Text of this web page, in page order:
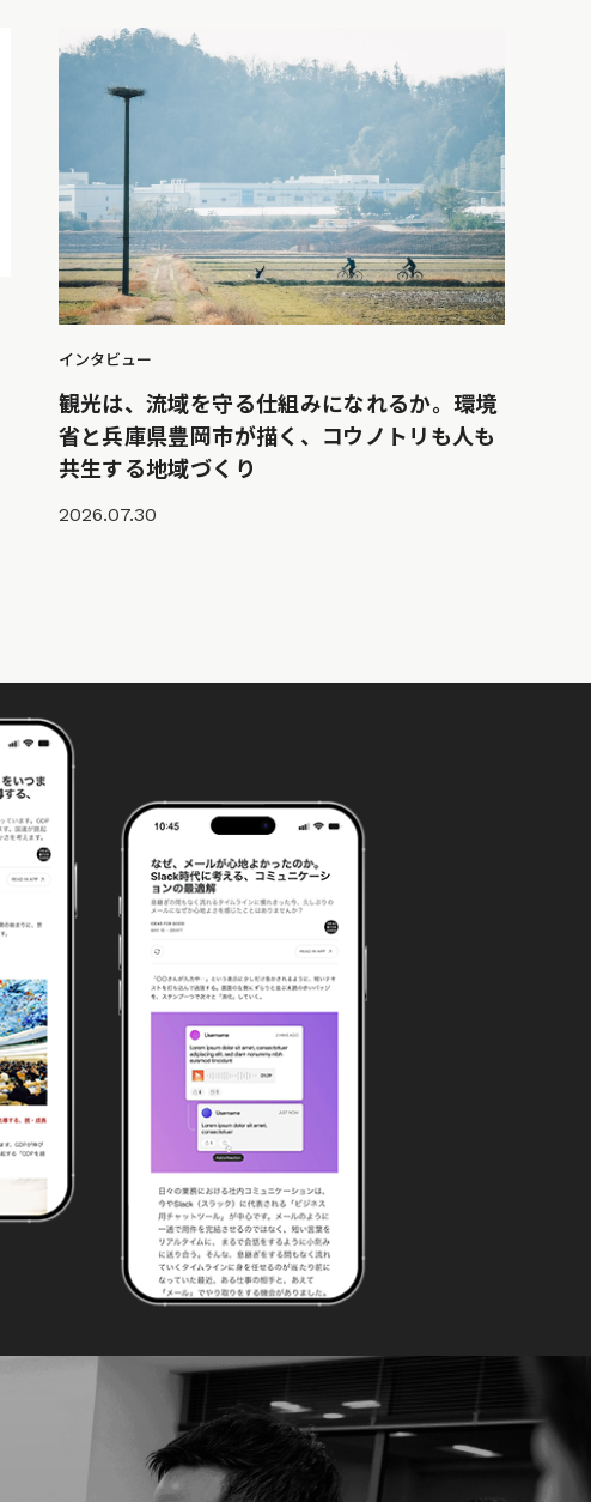
インタビュー
観光は、流域を守る仕組みになれるか。環境
省と兵庫県豊岡市が描く、コウノトリも人も
共生する地域づくり
2026.07.30